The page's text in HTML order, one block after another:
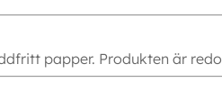
papper. Produkten är